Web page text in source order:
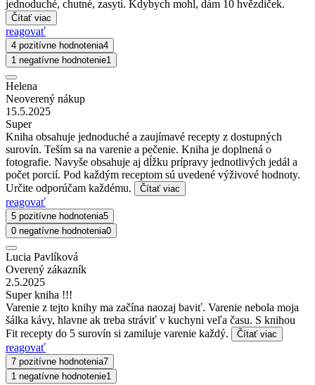
jednoduché, chutné, zasytí. Kdybych mohl, dám 10 hvězdiček.
Čítať viac
reagovať
4 pozitívne hodnotenia4
1 negatívne hodnotenie1
Helena
Neoverený nákup
15.5.2025
Super
Kniha obsahuje jednoduché a zaujímavé recepty z dostupných
surovín. Teším sa na varenie a pečenie. Kniha je doplnená o
fotografie. Navyše obsahuje aj dĺžku prípravy jednotlivých jedál a
počet porcií. Pod každým receptom sú uvedené výživové hodnoty.
Určite odporúčam každému.
Čítať viac
reagovať
5 pozitívne hodnotenia5
0 negatívne hodnotenia0
Lucia Pavlíková
Overený zákazník
2.5.2025
Super kniha !!!
Varenie z tejto knihy ma začína naozaj baviť. Varenie nebola moja
šálka kávy, hlavne ak treba stráviť v kuchyni veľa času. S knihou
Fit recepty do 5 surovín si zamiluje varenie každý.
Čítať viac
reagovať
7 pozitívne hodnotenia7
1 negatívne hodnotenie1